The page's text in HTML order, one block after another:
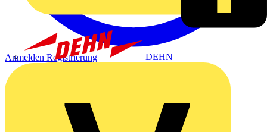
DEHN
Anmelden Registrierung